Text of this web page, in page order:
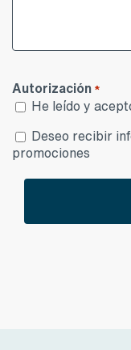
Autorización *
He leído y
Desea
publicidad
Deseo recibir
promociones